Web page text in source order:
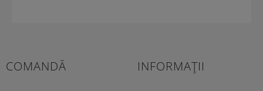
COMANDĂ INFORMAŢII